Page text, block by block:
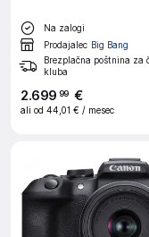
Na zalogi
Prodajalec Big Bang
Brezplačna poštnina za
kluba
2.699 99 €
ali od 44,01 € / mesec